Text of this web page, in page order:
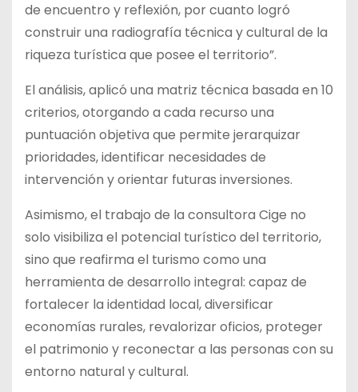
de encuentro y reflexión, por cuanto logró
construir una radiografía técnica y cultural de la
riqueza turística que posee el territorio”.
El análisis, aplicó una matriz técnica basada en 10
criterios, otorgando a cada recurso una
puntuación objetiva que permite jerarquizar
prioridades, identificar necesidades de
intervención y orientar futuras inversiones.
Asimismo, el trabajo de la consultora Cige no
solo visibiliza el potencial turístico del territorio,
sino que reafirma el turismo como una
herramienta de desarrollo integral: capaz de
fortalecer la identidad local, diversificar
economías rurales, revalorizar oficios, proteger
el patrimonio y reconectar a las personas con su
entorno natural y cultural.